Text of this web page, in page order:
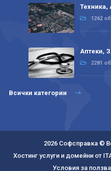
Техника,
1262
Аптеки,
2281
Всички категории
2026 Софсправка ©
Хостинг услуги и домейни от
Условия за